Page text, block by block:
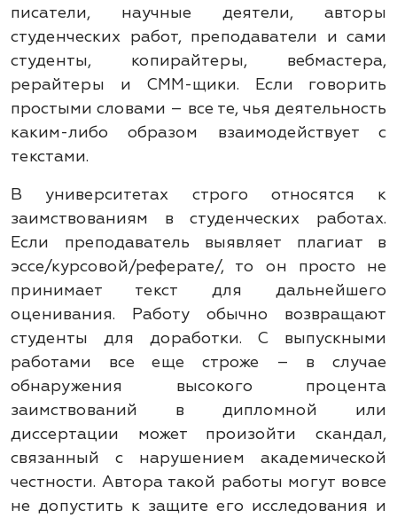
писатели, научные деятели, авторы
студенческих работ, преподаватели и сами
студенты, копирайтеры, вебмастера,
рерайтеры и СММ-щики. Если говорить
простыми словами – все те, чья деятельность
каким-либо образом взаимодействует с
текстами.
В университетах строго относятся к
заимствованиям в студенческих работах.
Если преподаватель выявляет плагиат в
эссе/курсовой/реферате/, то он просто не
принимает текст для дальнейшего
оценивания. Работу обычно возвращают
студенты для доработки. С выпускными
работами все еще строже – в случае
обнаружения высокого процента
заимствований в дипломной или
диссертации может произойти скандал,
связанный с нарушением академической
честности. Автора такой работы могут вовсе
не допустить к защите его исследования и